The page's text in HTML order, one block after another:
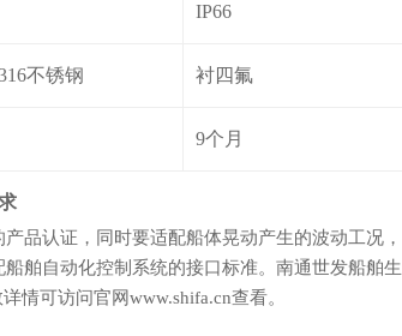
IP66
不锈钢 衬四氟
9个月
品认证，同时要适配船体晃动产生的波动工况，
舶自动化控制系统的接口标准。南通世发船舶生
情可访问官网www.shifa.cn查看。